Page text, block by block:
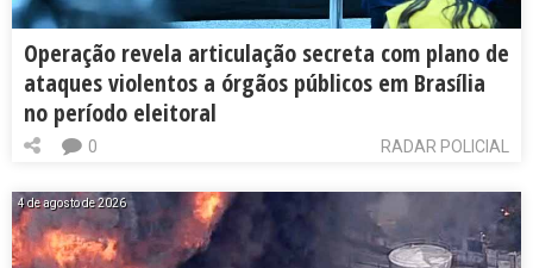
Operação revela articulação secreta com plano de
ataques violentos a órgãos públicos em Brasília
no período eleitoral
RADAR POLICIAL
0
4 de agosto de 2026